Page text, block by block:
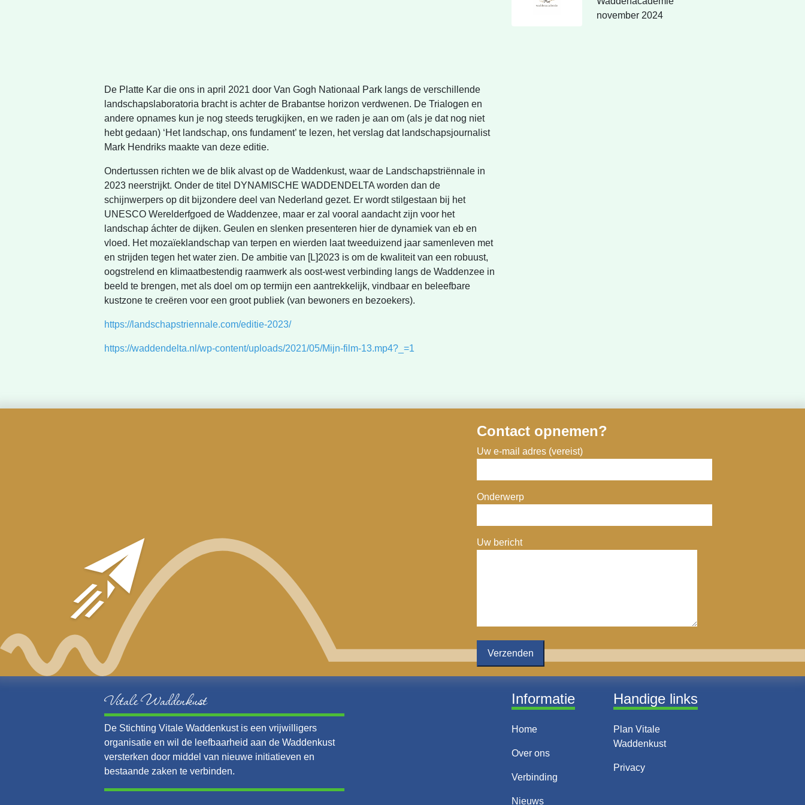
De Platte Kar die ons in april 2021 door Van Gogh Nationaal Park langs de verschillende
landschapslaboratoria bracht is achter de Brabantse horizon verdwenen. De Trialogen en
andere opnames kun je nog steeds terugkijken, en we raden je aan om (als je dat nog niet
hebt gedaan) ‘Het landschap, ons fundament’ te lezen, het verslag dat landschapsjournalist
Mark Hendriks maakte van deze editie.
Ondertussen richten we de blik alvast op de Waddenkust, waar de Landschapstriënnale in
2023 neerstrijkt. Onder de titel DYNAMISCHE WADDENDELTA worden dan de
schijnwerpers op dit bijzondere deel van Nederland gezet. Er wordt stilgestaan bij het
UNESCO Werelderfgoed de Waddenzee, maar er zal vooral aandacht zijn voor het
landschap áchter de dijken. Geulen en slenken presenteren hier de dynamiek van eb en
vloed. Het mozaïeklandschap van terpen en wierden laat tweeduizend jaar samenleven met
en strijden tegen het water zien. De ambitie van [L]2023 is om de kwaliteit van een robuust,
oogstrelend en klimaatbestendig raamwerk als oost-west verbinding langs de Waddenzee in
beeld te brengen, met als doel om op termijn een aantrekkelijk, vindbaar en beleefbare
kustzone te creëren voor een groot publiek (van bewoners en bezoekers).
https://landschapstriennale.com/editie-2023/
https://waddendelta.nl/wp-content/uploads/2021/05/Mijn-film-13.mp4?_=1
november 2024
Contact opnemen?
Uw e-mail adres (vereist)
Onderwerp
Uw bericht
Vitale Waddenkust
De Stichting Vitale Waddenkust is een vrijwilligers
organisatie en wil de leefbaarheid aan de Waddenkust
versterken door middel van nieuwe initiatieven en
bestaande zaken te verbinden.
Informatie
Home
Over ons
Verbinding
Nieuws
Handige links
Plan Vitale
Waddenkust
Privacy